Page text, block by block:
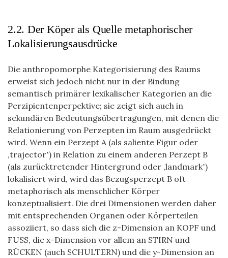
2.2. Der Köper als Quelle metaphorischer
Lokalisierungsausdrücke
Die anthropomorphe Kategorisierung des Raums
erweist sich jedoch nicht nur in der Bindung
semantisch primärer lexikalischer Kategorien an die
Perzipientenperpektive; sie zeigt sich auch in
sekundären Bedeutungsübertragungen, mit denen die
Relationierung von Perzepten im Raum ausgedrückt
wird. Wenn ein Perzept A (als saliente Figur oder
‚trajector‛) in Relation zu einem anderen Perzept B
(als zurücktretender Hintergrund oder ‚landmark‛)
lokalisiert wird, wird das Bezugsperzept B oft
metaphorisch als menschlicher Körper
konzeptualisiert. Die drei Dimensionen werden daher
mit entsprechenden Organen oder Körperteilen
assoziiert, so dass sich die z-Dimension an KOPF und
FUSS, die x-Dimension vor allem an STIRN und
RÜCKEN (auch SCHULTERN) und die y-Dimension an